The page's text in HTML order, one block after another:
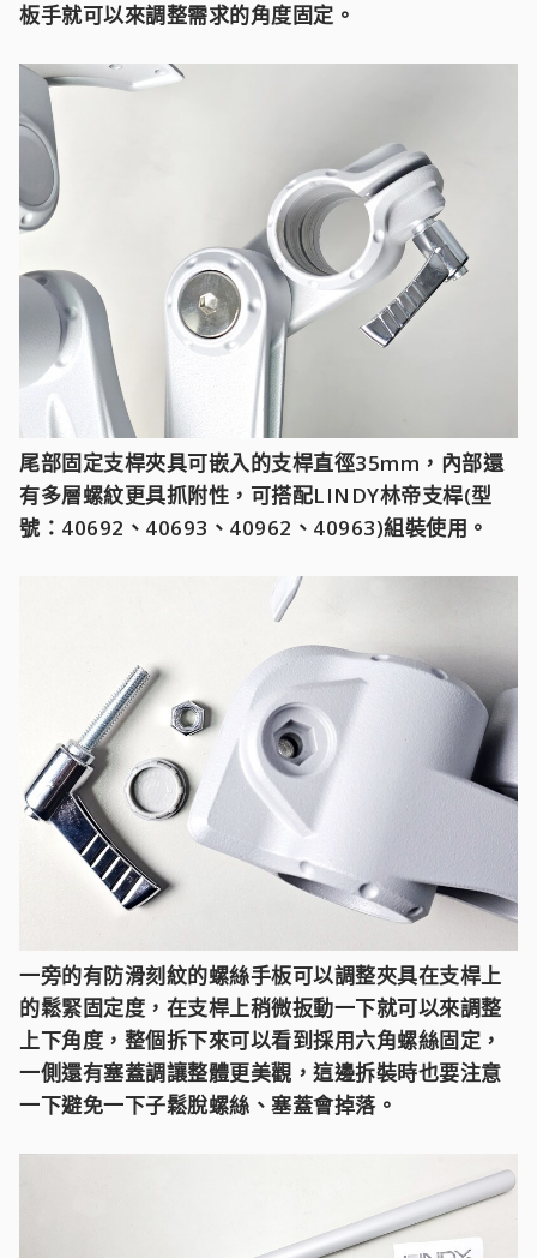
板手就可以來調整需求的角度固定。
尾部固定支桿夾具可嵌入的支桿直徑35mm，內部還
有多層螺紋更具抓附性，可搭配LINDY林帝支桿(型
號：40692、40693、40962、40963)組裝使用。
一旁的有防滑刻紋的螺絲手板可以調整夾具在支桿上
的鬆緊固定度，在支桿上稍微扳動一下就可以來調整
上下角度，整個拆下來可以看到採用六角螺絲固定，
一側還有塞蓋調讓整體更美觀，這邊拆裝時也要注意
一下避免一下子鬆脫螺絲、塞蓋會掉落。